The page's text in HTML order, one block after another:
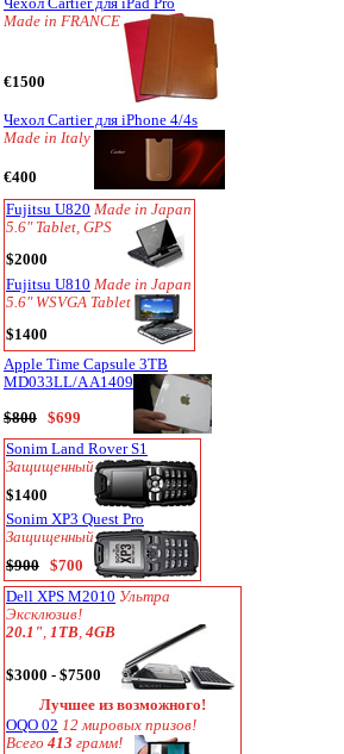
Чехол Cartier для iPad Pro
Made in FRANCE
€1500
Чехол Cartier для iPhone 4/4s
Made in Italy
€400
Fujitsu U820 Made in Japan
5.6" Tablet, GPS
$2000
Fujitsu U810 Made in Japan
5.6" WSVGA Tablet
$1400
Apple Time Capsule 3TB
MD033LL/A A1409
$800
$699
Sonim Land Rover S1
Защищенный
$1400
Sonim XP3 Quest Pro
Защищенный
$900
$700
Dell XPS M2010 Ультра
Эксклюзив!
20.1", 1TB, 4GB
$3000 - $7500
Лучшее из возможного!
OQO 02 12 мировых призов!
Всего 413 грамм!